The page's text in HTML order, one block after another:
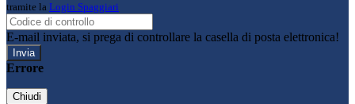
tramite la Login Spaggiari
E-mail inviata, si prega di controllare la casella di posta elettronica!
Errore
Chiudi